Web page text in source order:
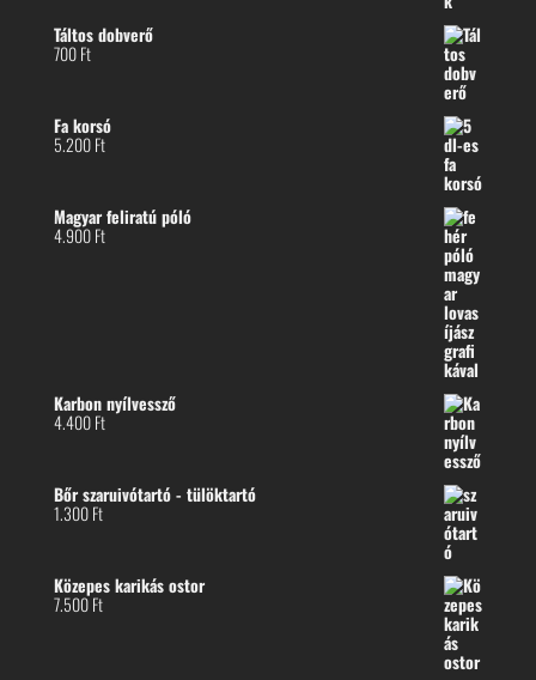
Táltos dobverő
700Ft
Fa korsó
5.200Ft
Magyar feliratú póló
4.900Ft
Karbon nyílvessző
4.400Ft
Bőr szaruivótartó - tülöktartó
1.300Ft
Közepes karikás ostor
7.500Ft